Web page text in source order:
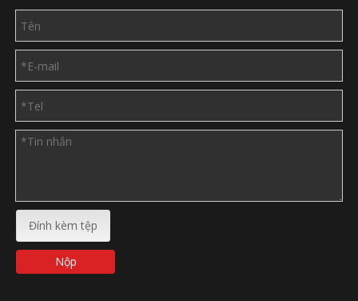
Đính kèm tệp
Nộp